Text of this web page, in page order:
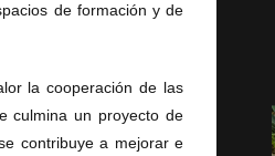
de formación y de
la cooperación de las
culmina un proyecto de
contribuye a mejorar e